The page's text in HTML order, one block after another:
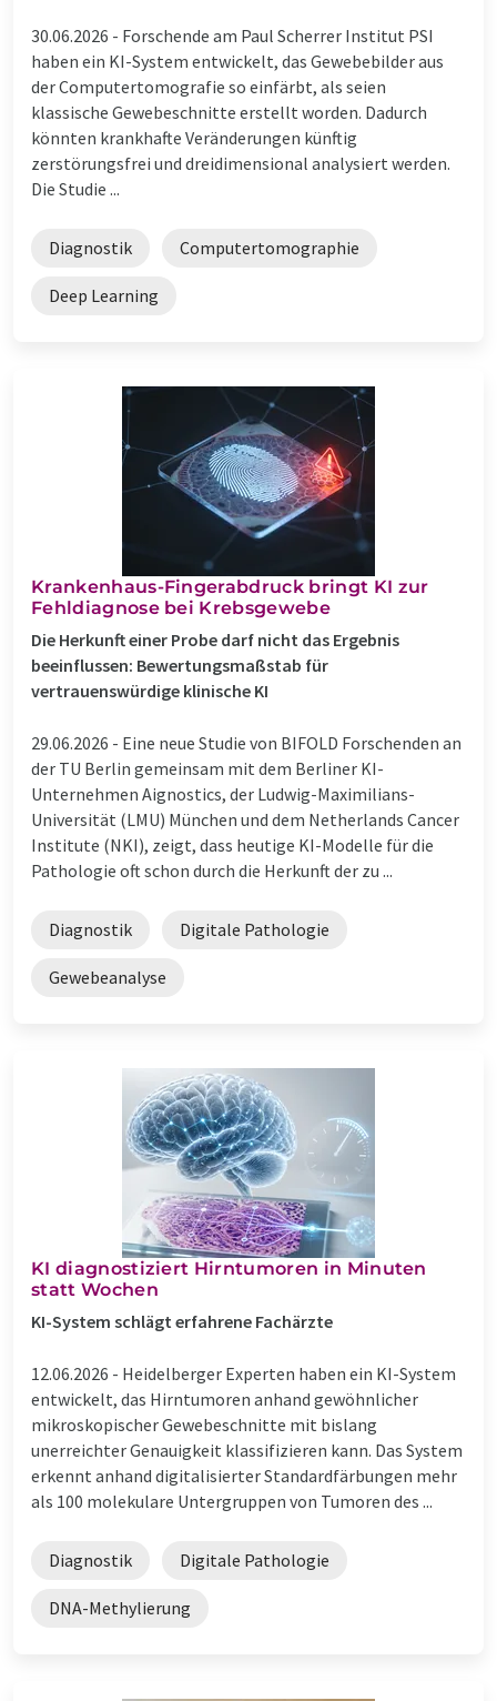
30.06.2026 - Forschende am Paul Scherrer Institut PSI
haben ein KI-System entwickelt, das Gewebebilder aus
der Computertomografie so einfärbt, als seien
klassische Gewebeschnitte erstellt worden. Dadurch
könnten krankhafte Veränderungen künftig
zerstörungsfrei und dreidimensional analysiert werden.
Die Studie ...
Diagnostik Computertomographie
Deep Learning
Krankenhaus-Fingerabdruck bringt KI zur
Fehldiagnose bei Krebsgewebe
Die Herkunft einer Probe darf nicht das Ergebnis
beeinflussen: Bewertungsmaßstab für
vertrauenswürdige klinische KI
29.06.2026 - Eine neue Studie von BIFOLD Forschenden an
der TU Berlin gemeinsam mit dem Berliner KI-
Unternehmen Aignostics, der Ludwig-Maximilians-
Universität (LMU) München und dem Netherlands Cancer
Institute (NKI), zeigt, dass heutige KI-Modelle für die
Pathologie oft schon durch die Herkunft der zu ...
Diagnostik Digitale Pathologie
Gewebeanalyse
KI diagnostiziert Hirntumoren in Minuten
statt Wochen
KI-System schlägt erfahrene Fachärzte
12.06.2026 - Heidelberger Experten haben ein KI-System
entwickelt, das Hirntumoren anhand gewöhnlicher
mikroskopischer Gewebeschnitte mit bislang
unerreichter Genauigkeit klassifizieren kann. Das System
erkennt anhand digitalisierter Standardfärbungen mehr
als 100 molekulare Untergruppen von Tumoren des ...
Diagnostik Digitale Pathologie
DNA-Methylierung